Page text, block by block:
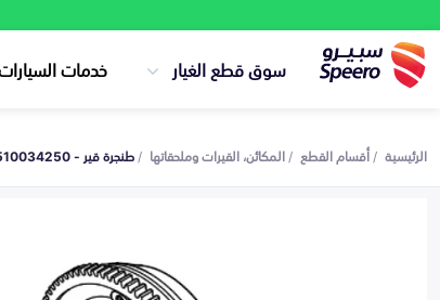
سوق قطع الغيار خدمات
الرئيسية أقسام القطع المكائن، القيرات وملحقاتها طنجرة قير - 4510034250